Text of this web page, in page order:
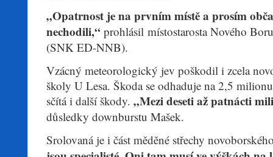
„Opatrnost je na prvním místě a prosím
nechodili,“ prohlásil místostarosta Nového
(SNK ED-NNB).
Vzácný meteorologický jev poškodil i zcela
školy U Lesa. Škoda se odhaduje na 2,5
sčítá i další škody. „Mezi deseti až patnácti
důsledky downburstu Mašek.
Srolovaná je i část měděné střechy